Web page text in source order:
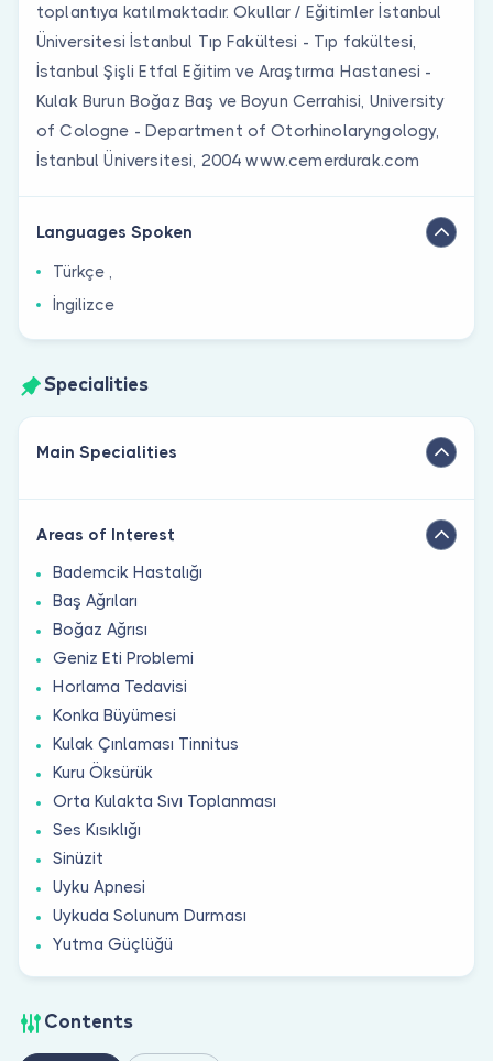
toplantıya katılmaktadır. Okullar / Eğitimler İstanbul
Üniversitesi İstanbul Tıp Fakültesi - Tıp fakültesi,
İstanbul Şişli Etfal Eğitim ve Araştırma Hastanesi -
Kulak Burun Boğaz Baş ve Boyun Cerrahisi, University
of Cologne - Department of Otorhinolaryngology,
İstanbul Üniversitesi, 2004 www.cemerdurak.com
Languages Spoken
Türkçe ,
İngilizce
Specialities
Main Specialities
Areas of Interest
Bademcik Hastalığı
Baş Ağrıları
Boğaz Ağrısı
Geniz Eti Problemi
Horlama Tedavisi
Konka Büyümesi
Kulak Çınlaması Tinnitus
Kuru Öksürük
Orta Kulakta Sıvı Toplanması
Ses Kısıklığı
Sinüzit
Uyku Apnesi
Uykuda Solunum Durması
Yutma Güçlüğü
Contents